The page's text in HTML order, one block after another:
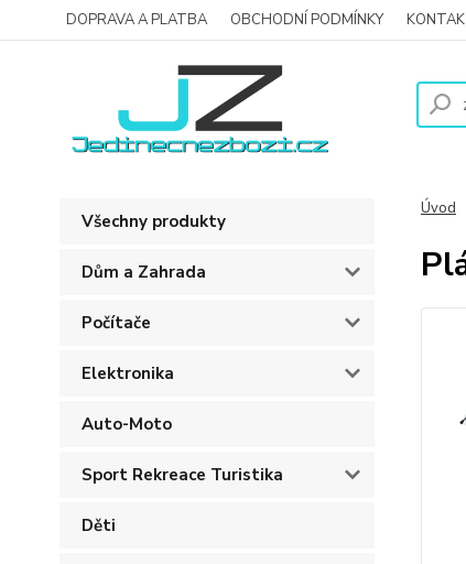
DOPRAVA A PLATBA OBCHODNÍ PODMÍNKY
Všechny produkty
Dům a Zahrada
Počítače
Elektronika
Auto-Moto
Sport Rekreace Turistika
Děti
Úvod